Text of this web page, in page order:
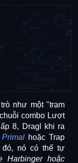
như một "trạm
combo Lượt
8, Dragl khi ra
Primal hoặc Trap
đó, nó có thể tự
Harbinger hoặc